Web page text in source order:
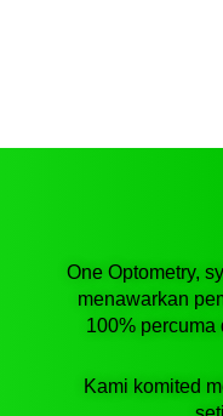
One Optometry,
menawarkan
100% percuma
Kami komited